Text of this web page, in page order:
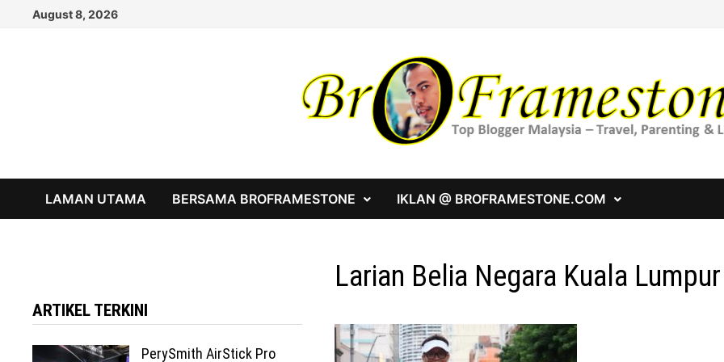
August 8, 2026
LAMAN UTAMA BERSAMA BROFRAMESTONE IKLAN @ BROFRAMESTONE.COM
Larian Belia Negara Kuala
ARTIKEL TERKINI
PerySmith AirStick Pro